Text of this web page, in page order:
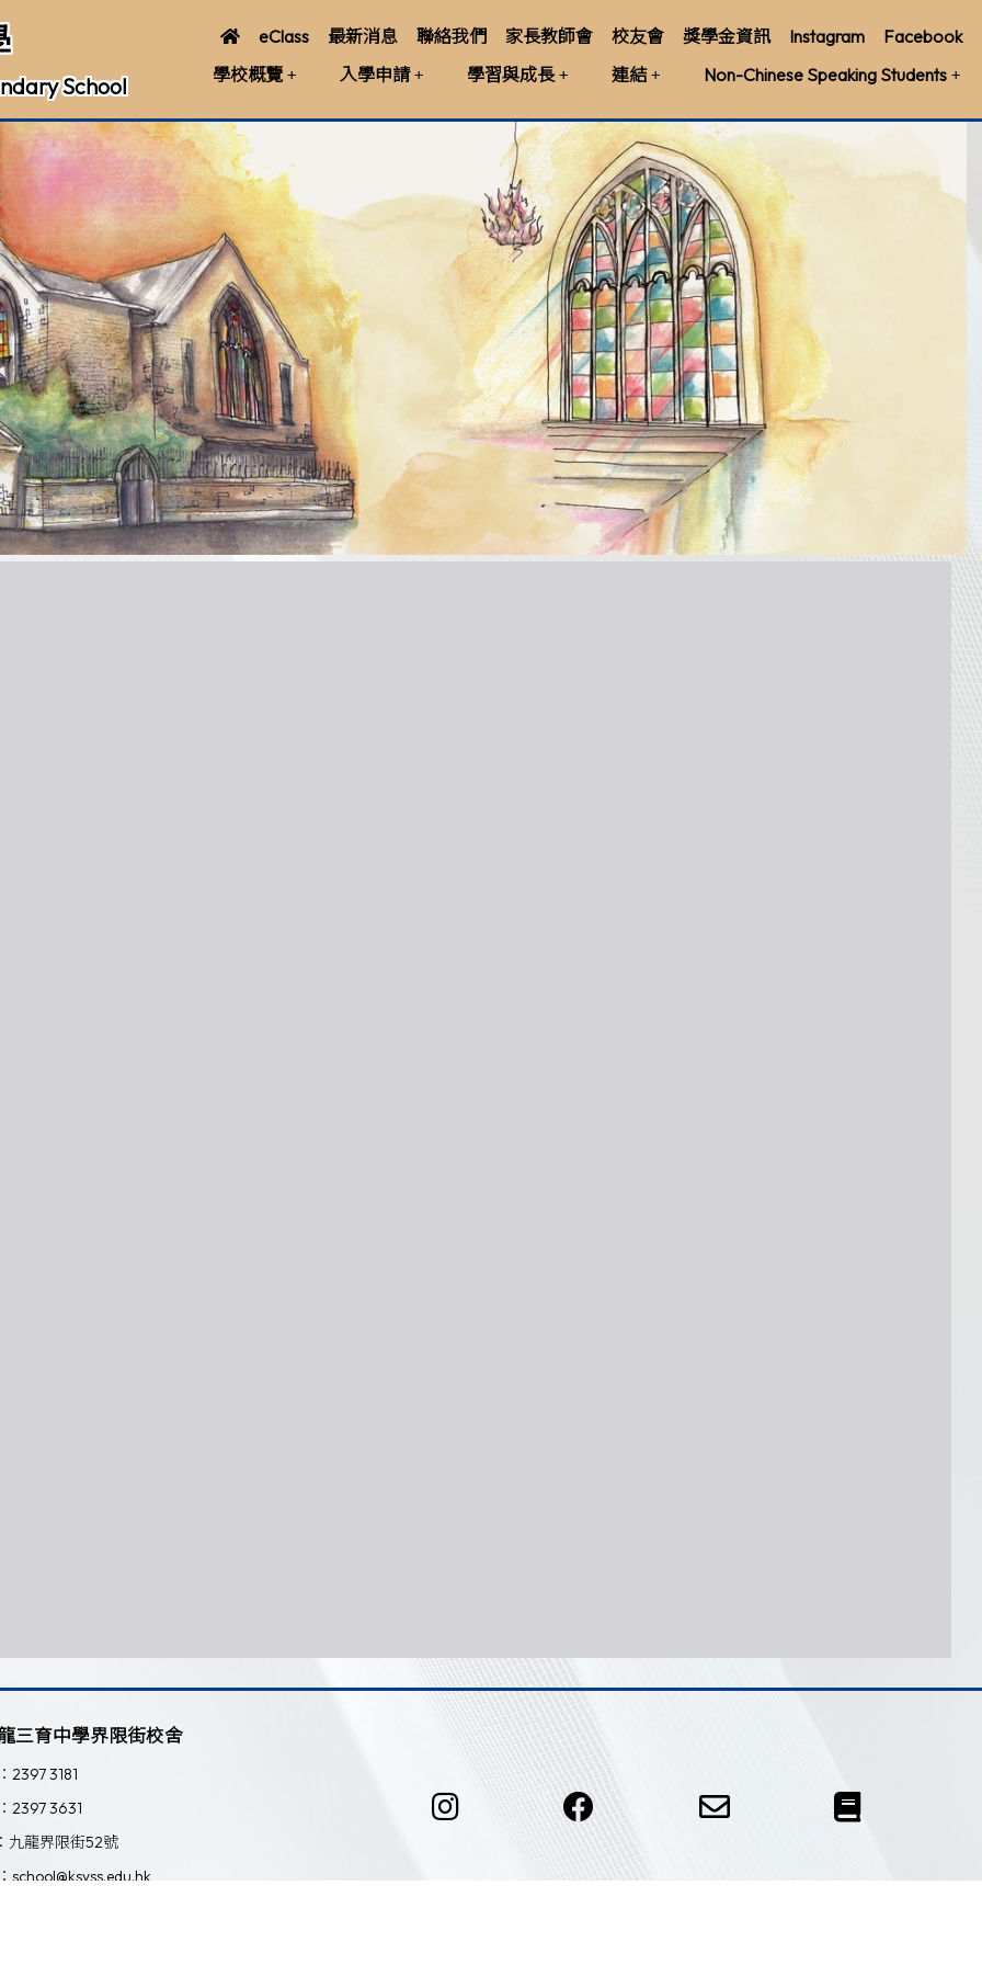
School
eClass 最新消息 聯絡我們 家長教師會 校友會 獎學金資訊 Instagram
Facebook
學校概覽
入學申請 學習與成長 連結 Non-Chinese Speaking Students
三育中學界限街校舍
2397 3181
2397 3631
九龍界限街52號
school@ksyss.edu.hk